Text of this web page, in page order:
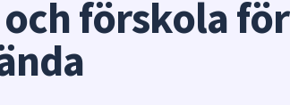
förskola för